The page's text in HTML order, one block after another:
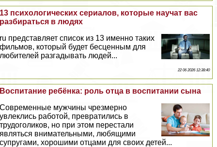
13 психологических сериалов, которые научат вас
разбираться в людях
ru представляет список из 13 именно таких
фильмов, который будет бесценным для
любителей разгадывать людей...
22 06 2026 12:38:40
Воспитание ребёнка: роль отца в воспитании сына
Современные мужчины чрезмерно
увлеклись работой, превратились в
трудоголиков, но при этом перестали
являться внимательными, любящими
супругами, хорошими отцами для своих детей...